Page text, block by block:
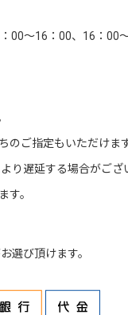
00～16：00、16：00
のご指定もいただけ
り遅延する場合がござ
す。
選び頂けます。